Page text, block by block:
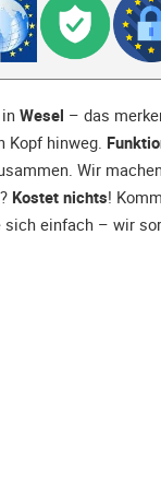
Wesel – das
Kopf hinweg.
Wir
Kostet nichts!
sich einfach – wir